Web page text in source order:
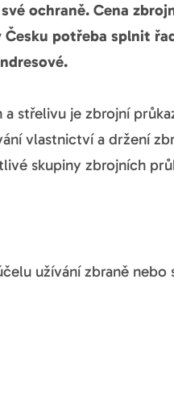
ochraně. Cena
potřeba splnit
střelivu je zbrojní
vlastnictví a držení
skupiny zbrojních
užívání zbraně nebo